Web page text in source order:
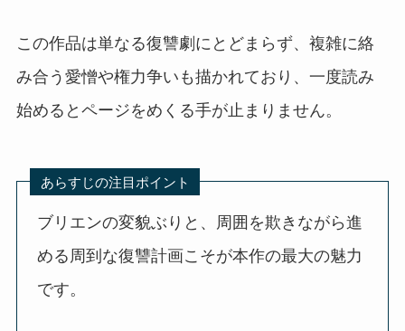
この作品は単なる復讐劇にとどまらず、複雑に絡
み合う愛憎や権力争いも描かれており、一度読み
始めるとページをめくる手が止まりません。
あらすじの注目ポイント
ブリエンの変貌ぶりと、周囲を欺きながら進
める周到な復讐計画こそが本作の最大の魅力
です。